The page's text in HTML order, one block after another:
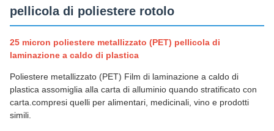
pellicola di poliestere rotolo
25 micron poliestere metallizzato (PET) pellicola di
laminazione a caldo di plastica
Poliestere metallizzato (PET) Film di laminazione a caldo di
plastica assomiglia alla carta di alluminio quando stratificato con
carta.compresi quelli per alimentari, medicinali, vino e prodotti
simili.